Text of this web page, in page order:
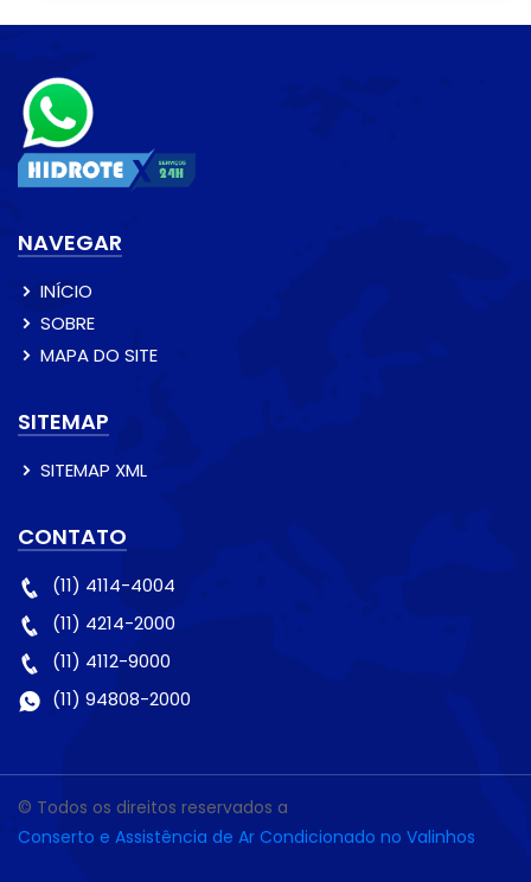
NAVEGAR
INÍCIO
SOBRE
MAPA DO SITE
SITEMAP
SITEMAP XML
CONTATO
(11) 4114-4004
(11) 4214-2000
(11) 4112-9000
(11) 94808-2000
© Todos os direitos reservados a
Conserto e Assistência de Ar Condicionado no Valinhos